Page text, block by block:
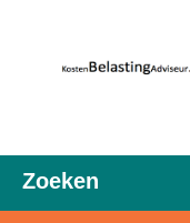
Zoeken